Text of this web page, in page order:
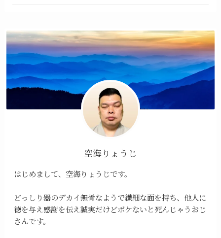
空海りょうじ
はじめまして、空海りょうじです。
どっしり器のデカイ無骨なようで繊細な面を持ち、他人に
徳を与え感謝を伝え誠実だけどボケないと死んじゃうおじ
さんです。